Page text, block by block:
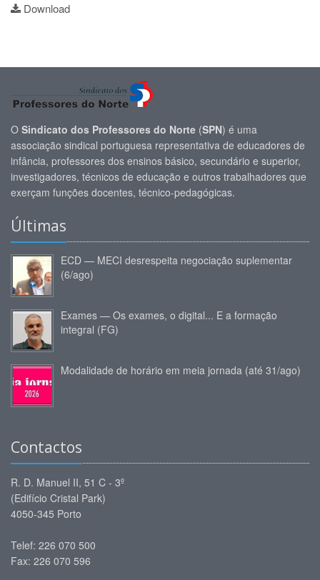
Download
O Sindicato dos Professores do Norte (SPN) é uma
associação sindical portuguesa representativa de educadores de
infância, professores dos ensinos básico, secundário e superior,
investigadores, técnicos de educação e outros trabalhadores que
exerçam funções docentes, técnico-pedagógicas.
Últimas
ECD — MECI desrespeita negociação suplementar
(6/ago)
Exames — Os exames, o digital... E a formação
integral (FG)
Modalidade de horário em meia jornada (até 31/ago)
Contactos
R. D. Manuel II, 51 C - 3º
(Edifício Cristal Park)
4050-345 Porto
Telef: 226 070 500
Fax: 226 070 596